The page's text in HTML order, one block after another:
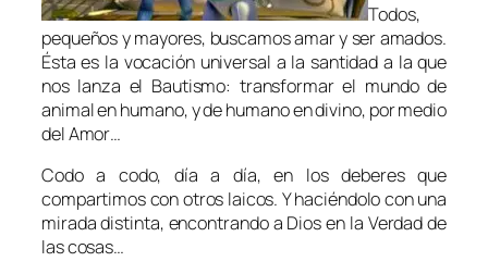
Todos,
pequeños y mayores, buscamos amar y ser amados.
Ésta es la vocación universal a la santidad a la que
nos lanza el Bautismo: transformar el mundo de
animal en humano, y de humano en divino, por medio
del Amor…
Codo a codo, día a día, en los deberes que
compartimos con otros laicos. Y haciéndolo con una
mirada distinta, encontrando a Dios en la Verdad de
las cosas…